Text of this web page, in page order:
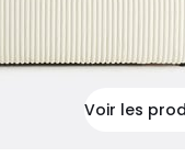
Voir les